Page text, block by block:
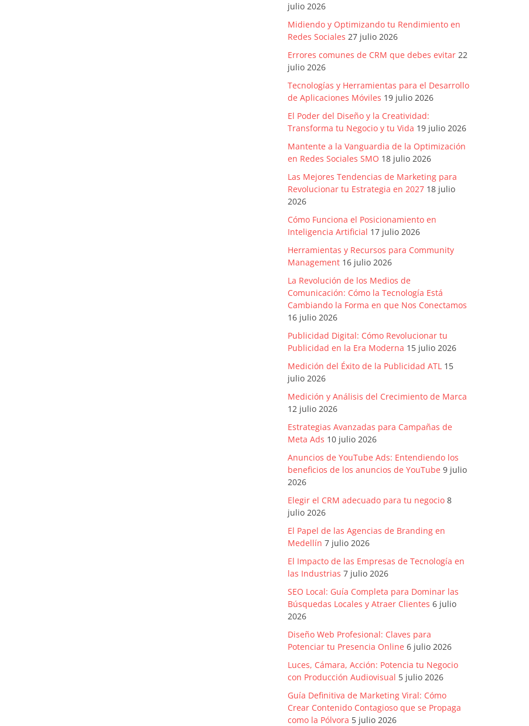
julio 2026
Midiendo y Optimizando tu Rendimiento en
Redes Sociales 27 julio 2026
Errores comunes de CRM que debes evitar 22
julio 2026
Tecnologías y Herramientas para el Desarrollo
de Aplicaciones Móviles 19 julio 2026
El Poder del Diseño y la Creatividad:
Transforma tu Negocio y tu Vida 19 julio 2026
Mantente a la Vanguardia de la Optimización
en Redes Sociales SMO 18 julio 2026
Las Mejores Tendencias de Marketing para
Revolucionar tu Estrategia en 2027 18 julio
2026
Cómo Funciona el Posicionamiento en
Inteligencia Artificial 17 julio 2026
Herramientas y Recursos para Community
Management 16 julio 2026
La Revolución de los Medios de
Comunicación: Cómo la Tecnología Está
Cambiando la Forma en que Nos Conectamos
16 julio 2026
Publicidad Digital: Cómo Revolucionar tu
Publicidad en la Era Moderna 15 julio 2026
Medición del Éxito de la Publicidad ATL 15
julio 2026
Medición y Análisis del Crecimiento de Marca
12 julio 2026
Estrategias Avanzadas para Campañas de
Meta Ads 10 julio 2026
Anuncios de YouTube Ads: Entendiendo los
beneficios de los anuncios de YouTube 9 julio
2026
Elegir el CRM adecuado para tu negocio 8
julio 2026
El Papel de las Agencias de Branding en
Medellín 7 julio 2026
El Impacto de las Empresas de Tecnología en
las Industrias 7 julio 2026
SEO Local: Guía Completa para Dominar las
Búsquedas Locales y Atraer Clientes 6 julio
2026
Diseño Web Profesional: Claves para
Potenciar tu Presencia Online 6 julio 2026
Luces, Cámara, Acción: Potencia tu Negocio
con Producción Audiovisual 5 julio 2026
Guía Definitiva de Marketing Viral: Cómo
Crear Contenido Contagioso que se Propaga
como la Pólvora 5 julio 2026